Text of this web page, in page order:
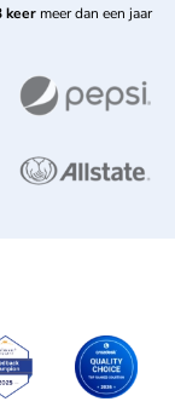
keer meer dan een jaar